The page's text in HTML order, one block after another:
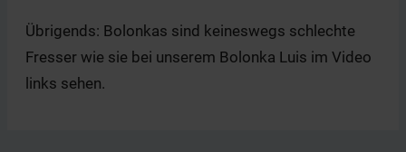
Übrigends: Bolonkas sind keineswegs schlechte
Fresser wie sie bei unserem Bolonka Luis im Video
links sehen.